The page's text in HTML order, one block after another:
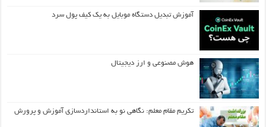
آموزش تبدیل دستگاه موبایل به یک کیف‌ پول سرد
هوش مصنوعی و ارز دیجیتال
تکریم مقام معلم: نگاهی نو به استانداردسازی آموزش و پرورش